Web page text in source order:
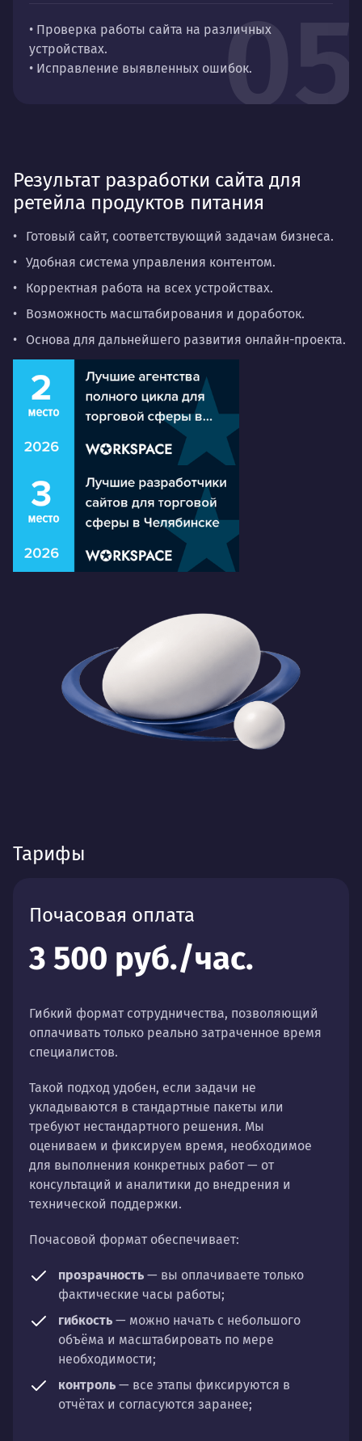
05
• Проверка работы сайта на различных
устройствах.
• Исправление выявленных ошибок.
Результат разработки сайта для
ретейла продуктов питания
Готовый сайт, соответствующий задачам бизнеса.
Удобная система управления контентом.
Корректная работа на всех устройствах.
Возможность масштабирования и доработок.
Основа для дальнейшего развития онлайн-проекта.
Тарифы
Почасовая оплата
3 500 руб./час.
Гибкий формат сотрудничества, позволяющий
оплачивать только реально затраченное время
специалистов.
Такой подход удобен, если задачи не
укладываются в стандартные пакеты или
требуют нестандартного решения. Мы
оцениваем и фиксируем время, необходимое
для выполнения конкретных работ — от
консультаций и аналитики до внедрения и
технической поддержки.
Почасовой формат обеспечивает:
прозрачность — вы оплачиваете только
фактические часы работы;
гибкость — можно начать с небольшого
объёма и масштабировать по мере
необходимости;
контроль — все этапы фиксируются в
отчётах и согласуются заранее;